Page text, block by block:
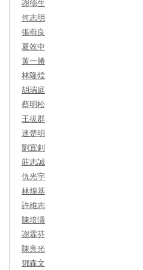
謝德生
何志明
張燕良
夏效中
黃一勝
林隆煌
胡瑞庭
蔡明松
王拔群
連楚明
劉宜釗
莊志誠
仇光宇
林煌基
許維志
陳培濤
謝霖芬
陳良光
鄧森文